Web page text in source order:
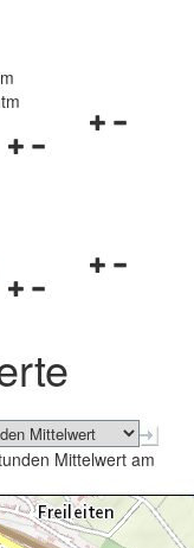
Navigationsmenü
Navigationsmenü
schließen
Mittelwert am